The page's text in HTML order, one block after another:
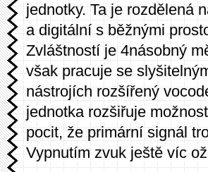
jednotky. Ta je rozdělená
a digitální s běžnými
Zvláštností je 4násobný
však pracuje se
nástrojích rozšířený
jednotka rozšiřuje
pocit, že primární signál
Vypnutím zvuk ještě víc